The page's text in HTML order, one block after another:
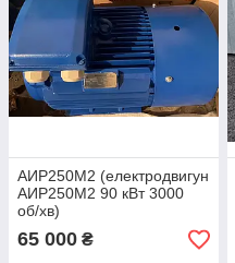
АИР250М2 (електродвигун
АИР250М2 90 кВт 3000
об/хв)
65 000 ₴